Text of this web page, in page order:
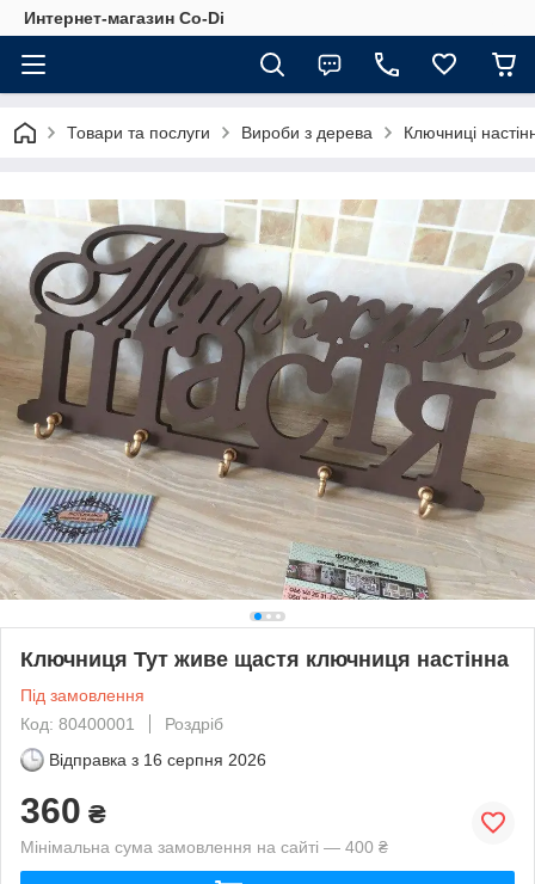
Интернет-магазин Co-Di
Товари та послуги Вироби з дерева Ключниці
Ключниця Тут живе щастя ключниця настінна
Під замовлення
Код: 80400001
Роздріб
Відправка з 16 серпня 2026
360 ₴
Мінімальна сума замовлення на сайті — 400 ₴